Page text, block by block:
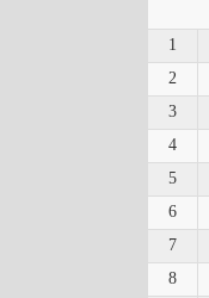
1
2
3
4
5
6
7
8